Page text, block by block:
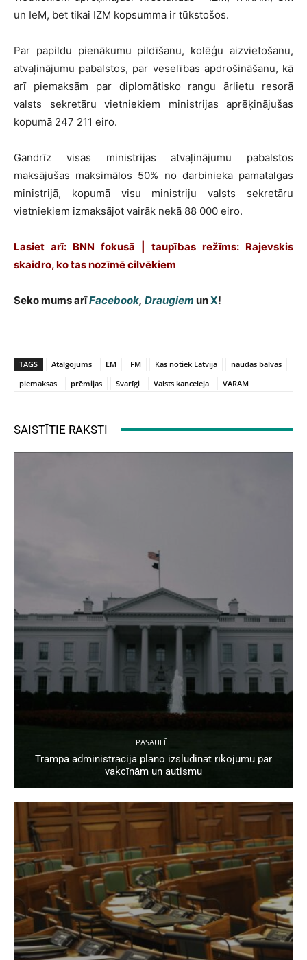
un IeM, bet tikai IZM kopsumma ir tūkstošos.
Par papildu pienākumu pildīšanu, kolēģu aizvietošanu,
atvaļinājumu pabalstos, par veselības apdrošināšanu, kā
arī piemaksām par diplomātisko rangu ārlietu resorā
valsts sekretāru vietniekiem ministrijas aprēķinājušas
kopumā 247 211 eiro.
Gandrīz visas ministrijas atvaļinājumu pabalstos
maksājušas maksimālos 50% no darbinieka pamatalgas
ministrijā, kopumā visu ministriju valsts sekretāru
vietniekiem izmaksājot vairāk nekā 88 000 eiro.
Lasiet arī: BNN fokusā | taupības režīms: Rajevskis
skaidro, ko tas nozīmē cilvēkiem
Seko mums arīFacebook, Draugiem unX!
TAGS Atalgojums EM FM Kas notiek Latvijā
naudas balvas
piemaksas
prēmijas Svarīgi Valsts kanceleja VARAM
SAISTĪTIE RAKSTI
PASAULĒ
Trampa administrācija plāno izsludināt rīkojumu par
vakcīnām un autismu